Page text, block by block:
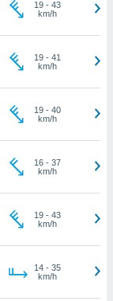
19- 43
km/h
19- 41
km/h
19- 40
km/h
16- 37
km/h
19- 43
km/h
14- 35
km/h